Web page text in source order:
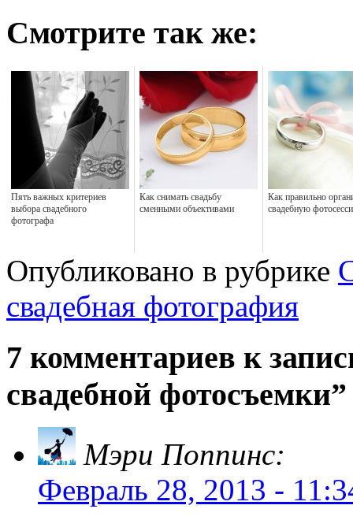
Смотрите так же:
Пять важных критериев
выбора свадебного
фотографа
Как снимать свадьбу
сменными объективами
Как правильно
свадебную
Опубликовано в рубрике
свадебная фотография
7 комментариев к
свадебной фотосъемки”
Мэри Поппинс:
Февраль 28, 2013 -